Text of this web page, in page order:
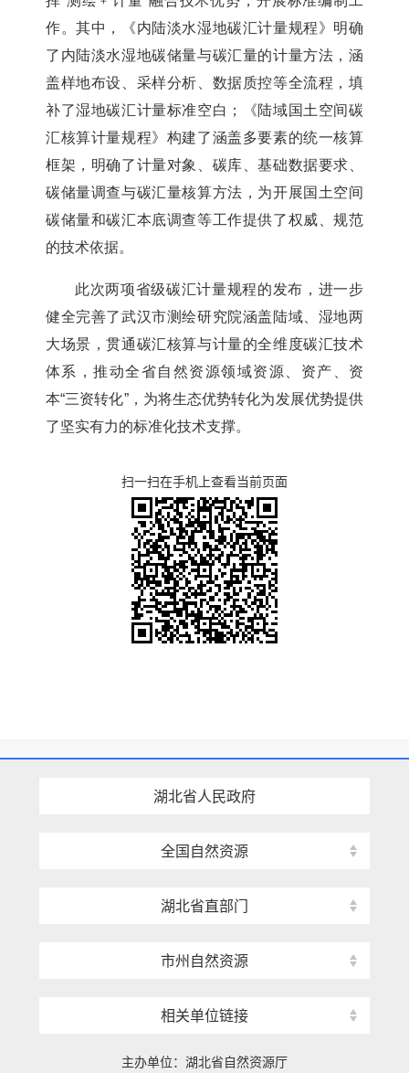
作。其中，《内陆淡水湿地碳汇计量规程》明确
了内陆淡水湿地碳储量与碳汇量的计量方法，涵
盖样地布设、采样分析、数据质控等全流程，填
补了湿地碳汇计量标准空白；《陆域国土空间碳
汇核算计量规程》构建了涵盖多要素的统一核算
框架，明确了计量对象、碳库、基础数据要求、
碳储量调查与碳汇量核算方法，为开展国土空间
碳储量和碳汇本底调查等工作提供了权威、规范
的技术依据。
此次两项省级碳汇计量规程的发布，进一步
健全完善了武汉市测绘研究院涵盖陆域、湿地两
大场景，贯通碳汇核算与计量的全维度碳汇技术
体系，推动全省自然资源领域资源、资产、资
本“三资转化”，为将生态优势转化为发展优势提供
了坚实有力的标准化技术支撑。
扫一扫在手机上查看当前页面
湖北省人民政府
全国自然资源
湖北省直部门
市州自然资源
相关单位链接
主办单位：湖北省自然资源厅